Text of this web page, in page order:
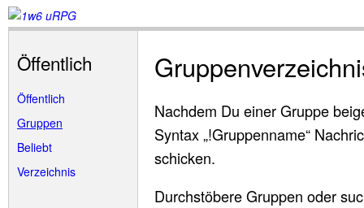
Öffentlich
Öffentlich
Gruppen
Beliebt
Verzeichnis
Nachdem Du einer Gruppe
Syntax „!Gruppenname“
schicken.
Durchstöbere Gruppen oder